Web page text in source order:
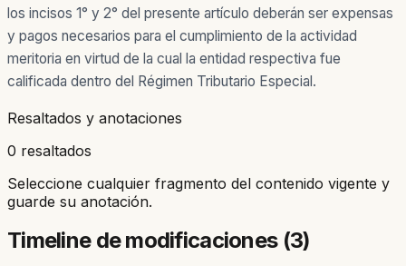
los incisos 1° y 2° del presente artículo deberán ser expensas
y pagos necesarios para el cumplimiento de la actividad
meritoria en virtud de la cual la entidad respectiva fue
calificada dentro del Régimen Tributario Especial.
Resaltados y anotaciones
0 resaltados
Seleccione cualquier fragmento del contenido vigente y
guarde su anotación.
Timeline de modificaciones (3)